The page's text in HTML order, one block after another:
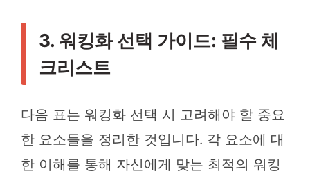
3. 워킹화 선택 가이드: 필수 체
크리스트
다음 표는 워킹화 선택 시 고려해야 할 중요
한 요소들을 정리한 것입니다. 각 요소에 대
한 이해를 통해 자신에게 맞는 최적의 워킹